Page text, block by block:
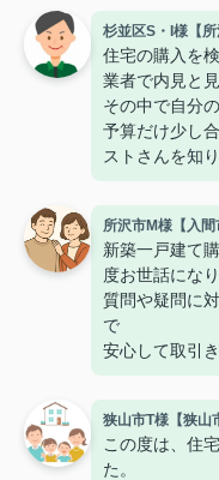
杉並区S・I様【所
住宅の購入を
業者で内見と
その中で自分
予算だけ少し
ストさんを知
1度他社で内見
さんで再度内
分など解消で
また、大きな
サービスのお
り、予算内に
本当にありが
また機会があ
所沢市M様【入間
新築一戸建て
度お世話にな
質問や疑問に
で
安心して取引
しています。
また機会があ
す！！
狭山市T様【狭山
この度は、住
た。